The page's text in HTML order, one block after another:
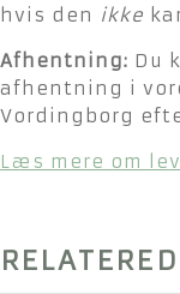
hvis den ikke
Afhentning: Du
afhentning i
Vordingborg
Læs mere om